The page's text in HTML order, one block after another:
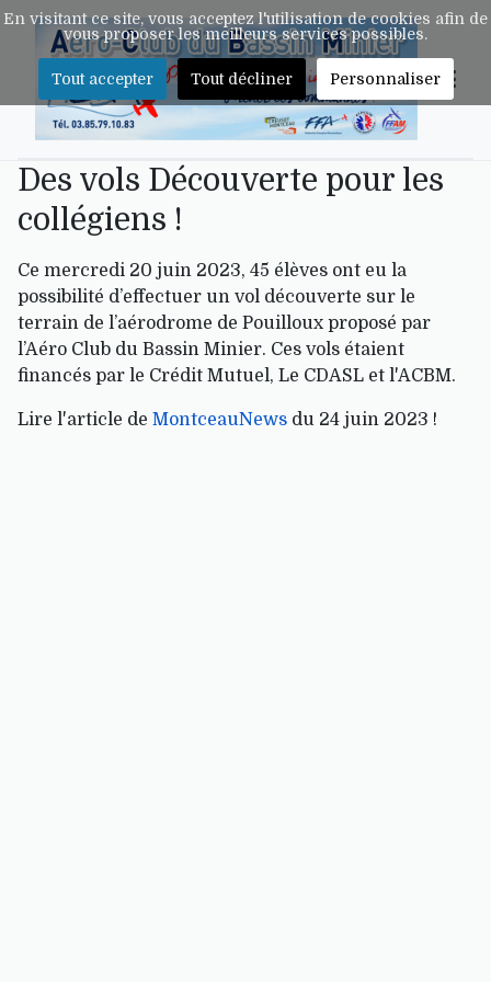
Des vols Découverte pour les
collégiens !
Ce mercredi 20 juin 2023, 45 élèves ont eu la
possibilité d’effectuer un vol découverte sur le
terrain de l’aérodrome de Pouilloux proposé par
l’Aéro Club du Bassin Minier. Ces vols étaient
financés par le Crédit Mutuel, Le CDASL et l'ACBM.
Lire l'article de MontceauNews du 24 juin 2023 !
En visitant ce site, vous acceptez l'utilisation de cookies afin de
vous proposer les meilleurs services possibles.
Tout accepter Tout décliner Personnaliser